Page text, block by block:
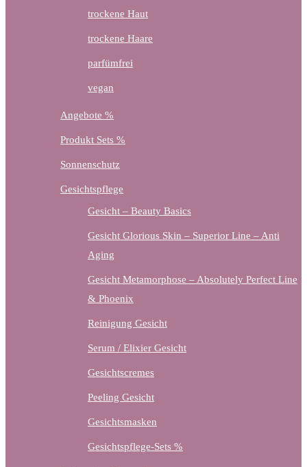
trockene Haut
trockene Haare
parfümfrei
vegan
Angebote %
Produkt Sets %
Sonnenschutz
Gesichtspflege
Gesicht – Beauty Basics
Gesicht Glorious Skin – Superior Line – Anti
Aging
Gesicht Metamorphose – Absolutely Perfect Line
& Phoenix
Reinigung Gesicht
Serum / Elixier Gesicht
Gesichtscremes
Peeling Gesicht
Gesichtsmasken
Gesichtspflege-Sets %